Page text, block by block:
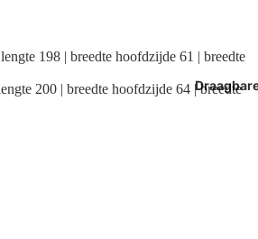
198 | breedte hoofdzijde 61 | breedte
200 | breedte hoofdzijde 64 | breedte